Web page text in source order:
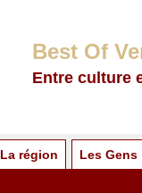
Best Of
Entre culture
La région Les Gens